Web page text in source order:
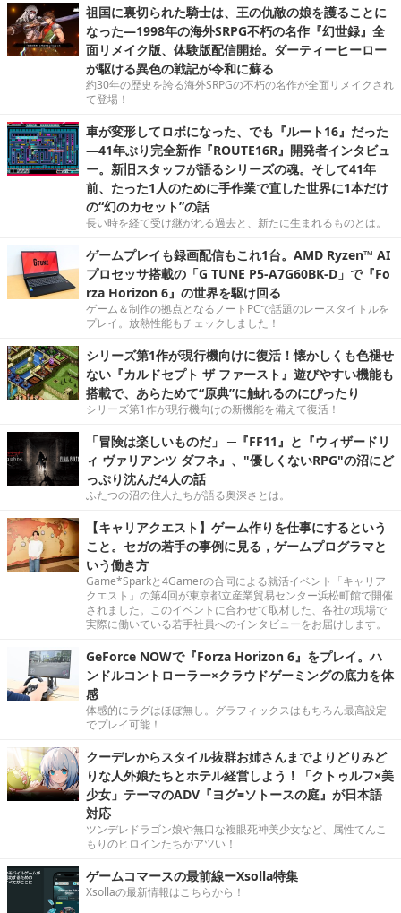
祖国に裏切られた騎士は、王の仇敵の娘を護ることに
なった―1998年の海外SRPG不朽の名作『幻世録』全
面リメイク版、体験版配信開始。ダーティーヒーロー
が駆ける異色の戦記が令和に蘇る
約30年の歴史を誇る海外SRPGの不朽の名作が全面リメイクされ
て登場！
車が変形してロボになった、でも『ルート16』だった
―41年ぶり完全新作『ROUTE16R』開発者インタビュ
ー。新旧スタッフが語るシリーズの魂。そして41年
前、たった1人のために手作業で直した世界に1本だけ
の“幻のカセット”の話
長い時を経て受け継がれる過去と、新たに生まれるものとは。
ゲームプレイも録画配信もこれ1台。AMD Ryzen™ AI
プロセッサ搭載の「G TUNE P5-A7G60BK-D」で『Fo
rza Horizon 6』の世界を駆け回る
ゲーム＆制作の拠点となるノートPCで話題のレースタイトルを
プレイ。放熱性能もチェックしました！
シリーズ第1作が現行機向けに復活！懐かしくも色褪せ
ない『カルドセプト ザ ファースト』遊びやすい機能も
搭載で、あらためて“原典”に触れるのにぴったり
シリーズ第1作が現行機向けの新機能を備えて復活！
「冒険は楽しいものだ」 ─『FF11』と『ウィザードリ
ィ ヴァリアンツ ダフネ』、"優しくないRPG"の沼にど
っぷり沈んだ4人の話
ふたつの沼の住人たちが語る奥深さとは。
【キャリアクエスト】ゲーム作りを仕事にするという
こと。セガの若手の事例に見る，ゲームプログラマと
いう働き方
Game*Sparkと4Gamerの合同による就活イベント「キャリア
クエスト」の第4回が東京都立産業貿易センター浜松町館で開催
されました。このイベントに合わせて取材した、各社の現場で
実際に働いている若手社員へのインタビューをお届けします。
GeForce NOWで『Forza Horizon 6』をプレイ。ハ
ンドルコントローラー×クラウドゲーミングの底力を体
感
体感的にラグはほぼ無し。グラフィックスはもちろん最高設定
でプレイ可能！
クーデレからスタイル抜群お姉さんまでよりどりみど
りな人外娘たちとホテル経営しよう！「クトゥルフ×美
少女」テーマのADV『ヨグ=ソトースの庭』が日本語
対応
ツンデレドラゴン娘や無口な複眼死神美少女など、属性てんこ
もりのヒロインたちがアツい！
ゲームコマースの最前線ーXsolla特集
Xsollaの最新情報はこちらから！